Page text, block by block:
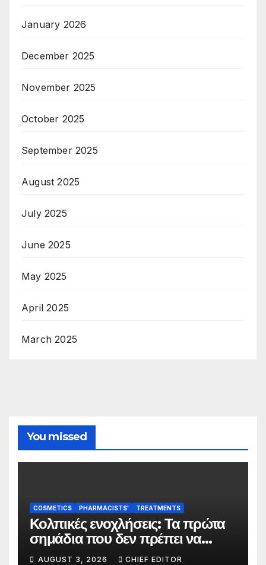
January 2026
December 2025
November 2025
October 2025
September 2025
August 2025
July 2025
June 2025
May 2025
April 2025
March 2025
You missed
COSMETICS PHARMACISTS' TREATMENTS
Κολπικές ενοχλήσεις: Τα πρώτα
σημάδια που δεν πρέπει να
αγνοούνται
AUGUST 3, 2026 CHIEF EDITOR